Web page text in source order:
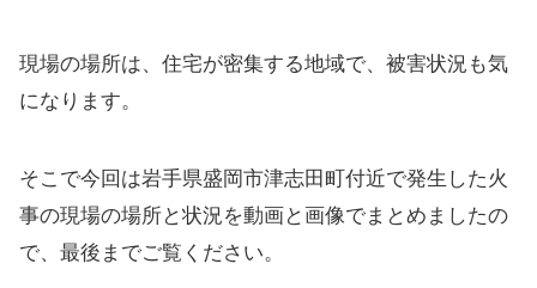
現場の場所は、住宅が密集する地域で、被害状況も気
になります。
そこで今回は岩手県盛岡市津志田町付近で発生した火
事の現場の場所と状況を動画と画像でまとめましたの
で、最後までご覧ください。